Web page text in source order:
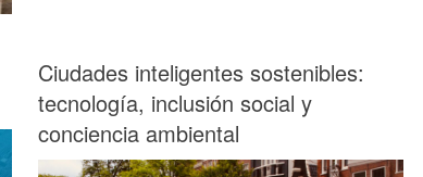
Ciudades inteligentes sostenibles:
tecnología, inclusión social y
conciencia ambiental